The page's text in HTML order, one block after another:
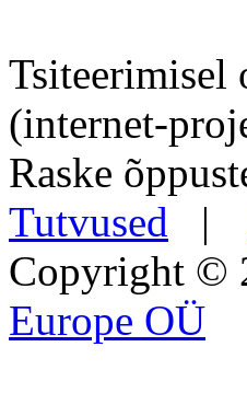
(internet-
Raske
Tutvused |
Copyright ©
Europe OÜ